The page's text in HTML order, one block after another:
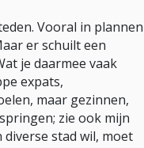
Vooral in plannen
er schuilt een
je daarmee vaak
expats,
maar gezinnen,
zie ook mijn
diverse stad wil, moet